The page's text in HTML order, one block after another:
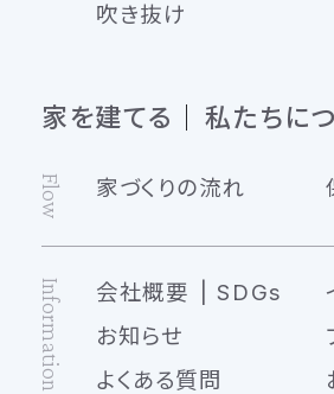
吹き抜け
家を建てる 私たちに
Flow 家づくりの流れ
Information 会社概要 SDGs
お知らせ
よくある質問